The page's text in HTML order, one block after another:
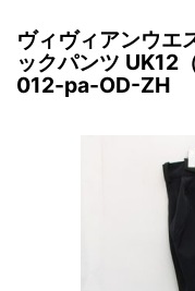
ヴィヴィアンウエ
ックパンツ
012-pa-OD-ZH